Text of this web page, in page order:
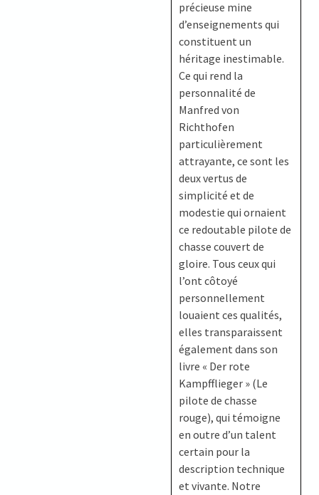
précieuse mine
d’enseignements qui
constituent un
héritage inestimable.
Ce qui rend la
personnalité de
Manfred von
Richthofen
particulièrement
attrayante, ce sont les
deux vertus de
simplicité et de
modestie qui ornaient
ce redoutable pilote de
chasse couvert de
gloire. Tous ceux qui
l’ont côtoyé
personnellement
louaient ces qualités,
elles transparaissent
également dans son
livre « Der rote
Kampfflieger » (Le
pilote de chasse
rouge), qui témoigne
en outre d’un talent
certain pour la
description technique
et vivante. Notre